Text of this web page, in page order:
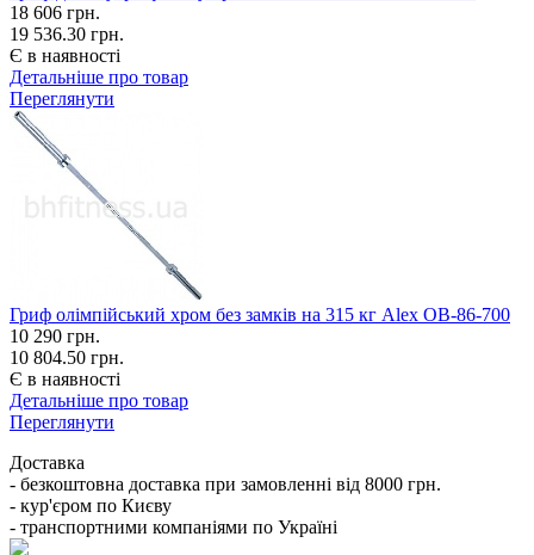
18 606 грн.
19 536.30 грн.
Є в наявності
Детальніше про товар
Переглянути
Гриф олімпійський хром без замків на 315 кг Alex OB-86-700
10 290 грн.
10 804.50 грн.
Є в наявності
Детальніше про товар
Переглянути
Доставка
- безкоштовна доставка при замовленні від 8000 грн.
- кур'єром по Києву
- транспортними компаніями по Україні